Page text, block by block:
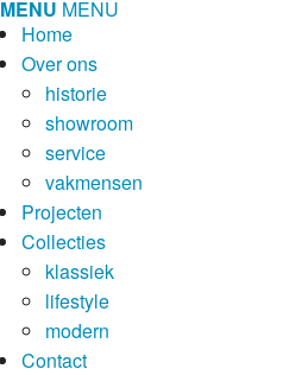
MENU MENU
Home
Over ons
historie
showroom
service
vakmensen
Projecten
Collecties
klassiek
lifestyle
modern
Contact